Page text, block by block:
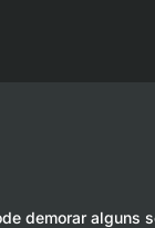
demorar alguns